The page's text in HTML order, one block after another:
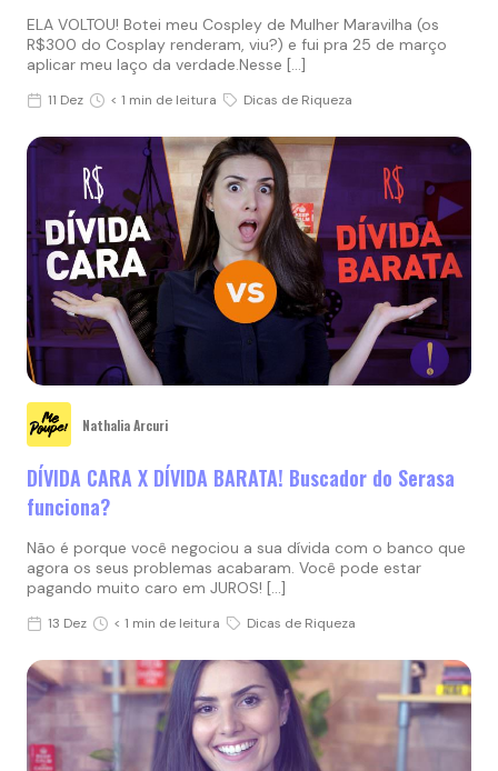
ELA VOLTOU! Botei meu Cospley de Mulher Maravilha (os
R$300 do Cosplay renderam, viu?) e fui pra 25 de março
aplicar meu laço da verdade.Nesse […]
11 Dez < 1 min de leitura Dicas de Riqueza
Nathalia Arcuri
DÍVIDA CARA X DÍVIDA BARATA! Buscador do Serasa
funciona?
Não é porque você negociou a sua dívida com o banco que
agora os seus problemas acabaram. Você pode estar
pagando muito caro em JUROS! […]
13 Dez < 1 min de leitura Dicas de Riqueza